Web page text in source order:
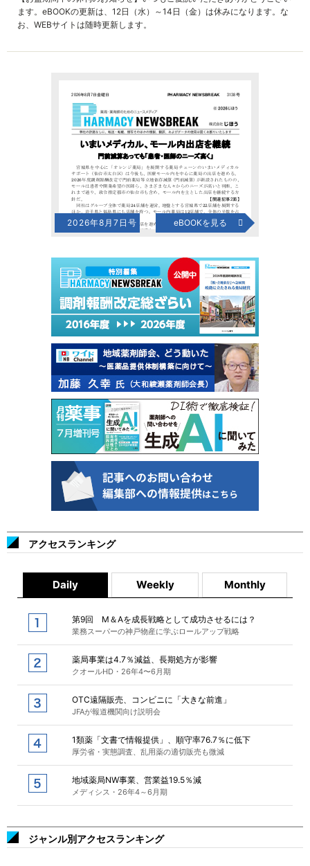
ます。eBOOKの更新は、12日（水）～14日（金）は休みになります。な
お、WEBサイトは随時更新します。
2026年8月7日号 eBOOKを見る
アクセスランキング
Daily Weekly Monthly
第9回 M＆Aを成長戦略として成功させるには？
業務スーパーの神戸物産に学ぶロールアップ戦略
薬局事業は4.7％減益、長期処方が影響
クオールHD・26年4〜6月期
OTC遠隔販売、コンビニに「大きな前進」
JFAが報道機関向け説明会
1類薬「文書で情報提供」、順守率76.7％に低下
厚労省・実態調査、乱用薬の適切販売も微減
地域薬局NW事業、営業益19.5％減
メディシス・26年4～6月期
ジャンル別アクセスランキング